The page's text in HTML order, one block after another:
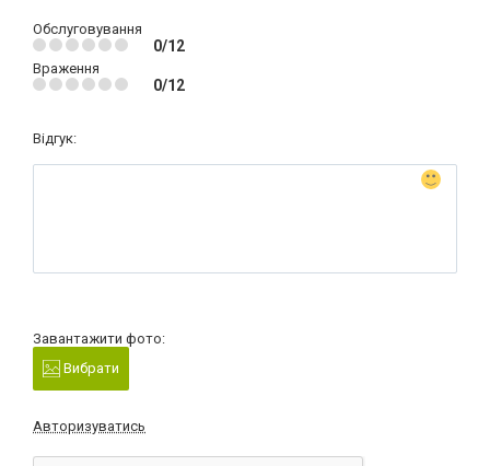
Обслуговування
0/12
Враження
0/12
Відгук:
Завантажити фото:
Вибрати
Авторизуватись